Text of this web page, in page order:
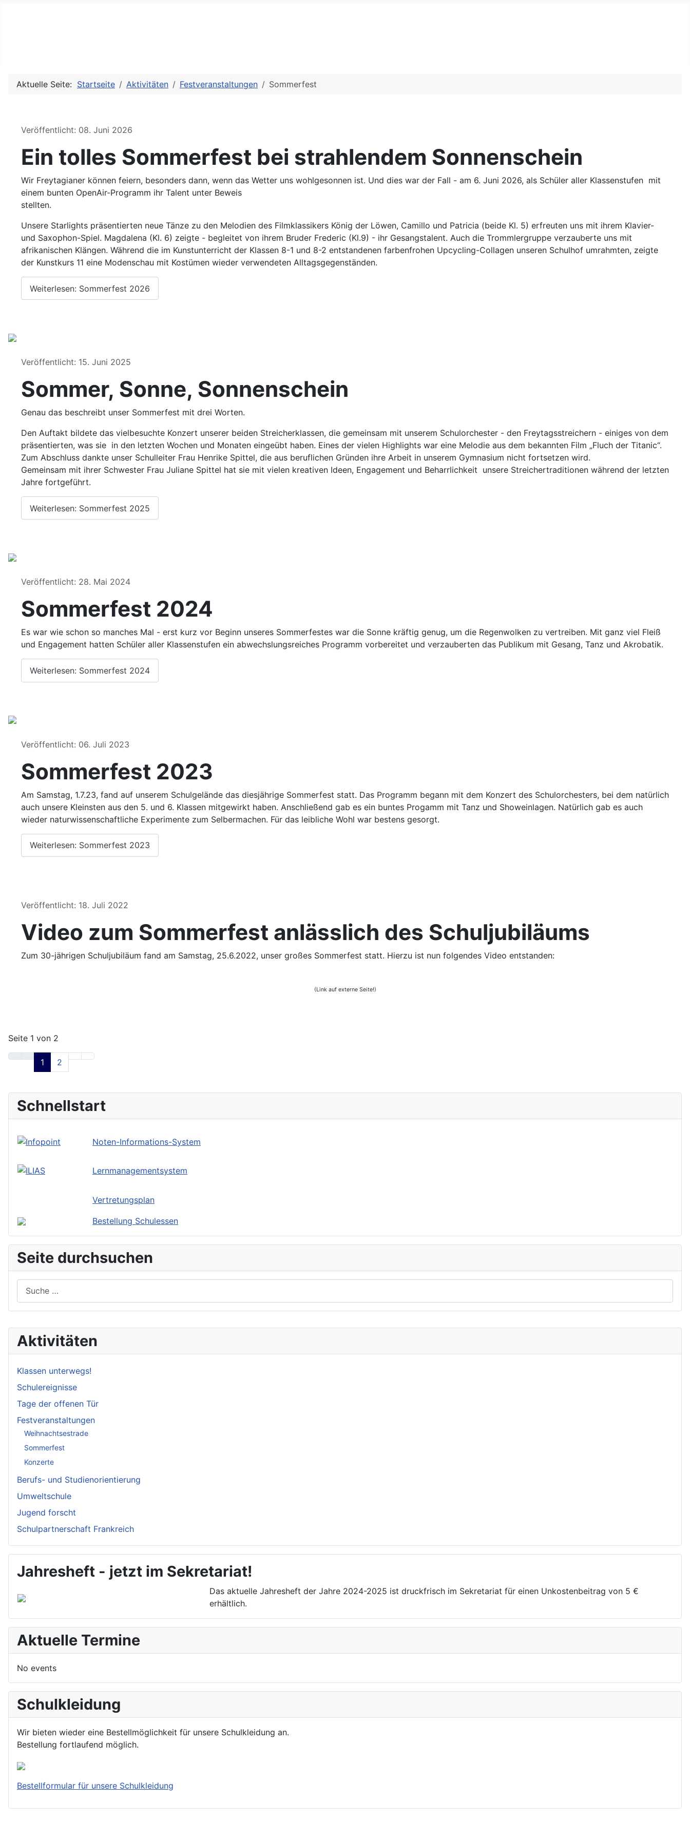
Aktivitäten
Klassen unterwegs!
Schulereignisse
Tage der offenen Tür
Festveranstaltungen
Weihnachtsestrade
Sommerfest
Konzerte
Berufs- und Studienorientierung
Umweltschule
Jugend forscht
Schulpartnerschaft Frankreich
Jahresheft - jetzt im Sekretariat!
Das aktuelle Jahresheft der Jahre 2024-2025 ist druckfrisch im Sekretariat für einen Unkostenbeitrag von 5 €
erhältlich.
Aktuelle Termine
No events
Schulkleidung
Wir bieten wieder eine Bestellmöglichkeit für unsere Schulkleidung an.
Bestellung fortlaufend möglich.
Bestellformular für unsere Schulkleidung
Aktuelle Seite: Startseite Aktivitäten Festveranstaltungen Sommerfest
Details
Veröffentlicht: 08. Juni 2026
Ein tolles Sommerfest bei strahlendem Sonnenschein
Wir Freytagianer können feiern, besonders dann, wenn das Wetter uns wohlgesonnen ist. Und dies war der Fall - am 6. Juni 2026, als Schüler aller Klassenstufen mit
einem bunten OpenAir-Programm ihr Talent unter Beweis
stellten.
Unsere Starlights präsentierten neue Tänze zu den Melodien des Filmklassikers König der Löwen, Camillo und Patricia (beide Kl. 5) erfreuten uns mit ihrem Klavier-
und Saxophon-Spiel. Magdalena (Kl. 6) zeigte - begleitet von ihrem Bruder Frederic (Kl.9) - ihr Gesangstalent. Auch die Trommlergruppe verzauberte uns mit
afrikanischen Klängen. Während die im Kunstunterricht der Klassen 8-1 und 8-2 entstandenen farbenfrohen Upcycling-Collagen unseren Schulhof umrahmten, zeigte
der Kunstkurs 11 eine Modenschau mit Kostümen wieder verwendeten Alltagsgegenständen.
Weiterlesen: Sommerfest 2026
Details
Veröffentlicht: 15. Juni 2025
Sommer, Sonne, Sonnenschein
Genau das beschreibt unser Sommerfest mit drei Worten.
Den Auftakt bildete das vielbesuchte Konzert unserer beiden Streicherklassen, die gemeinsam mit unserem Schulorchester - den Freytagsstreichern - einiges von dem
präsentierten, was sie in den letzten Wochen und Monaten eingeübt haben. Eines der vielen Highlights war eine Melodie aus dem bekannten Film „Fluch der Titanic“.
Zum Abschluss dankte unser Schulleiter Frau Henrike Spittel, die aus beruflichen Gründen ihre Arbeit in unserem Gymnasium nicht fortsetzen wird.
Gemeinsam mit ihrer Schwester Frau Juliane Spittel hat sie mit vielen kreativen Ideen, Engagement und Beharrlichkeit unsere Streichertraditionen während der letzten
Jahre fortgeführt.
Weiterlesen: Sommerfest 2025
Details
Veröffentlicht: 28. Mai 2024
Sommerfest 2024
Es war wie schon so manches Mal - erst kurz vor Beginn unseres Sommerfestes war die Sonne kräftig genug, um die Regenwolken zu vertreiben. Mit ganz viel Fleiß
und Engagement hatten Schüler aller Klassenstufen ein abwechslungsreiches Programm vorbereitet und verzauberten das Publikum mit Gesang, Tanz und Akrobatik.
Weiterlesen: Sommerfest 2024
Details
Veröffentlicht: 06. Juli 2023
Sommerfest 2023
Am Samstag, 1.7.23, fand auf unserem Schulgelände das diesjährige Sommerfest statt. Das Programm begann mit dem Konzert des Schulorchesters, bei dem natürlich
auch unsere Kleinsten aus den 5. und 6. Klassen mitgewirkt haben. Anschließend gab es ein buntes Progamm mit Tanz und Showeinlagen. Natürlich gab es auch
wieder naturwissenschaftliche Experimente zum Selbermachen. Für das leibliche Wohl war bestens gesorgt.
Weiterlesen: Sommerfest 2023
Details
Veröffentlicht: 18. Juli 2022
Video zum Sommerfest anlässlich des Schuljubiläums
Zum 30-jährigen Schuljubiläum fand am Samstag, 25.6.2022, unser großes Sommerfest statt. Hierzu ist nun folgendes Video entstanden:
(Link auf externe Seite!)
Seite 1 von 2
1 2
Schnellstart
Noten-Informations-System
Lernmanagementsystem
Vertretungsplan
Bestellung Schulessen
Seite durchsuchen